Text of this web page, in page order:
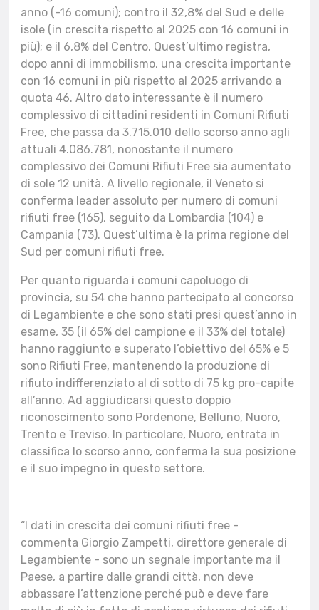
anno (-16 comuni); contro il 32,8% del Sud e delle
isole (in crescita rispetto al 2025 con 16 comuni in
più); e il 6,8% del Centro. Quest’ultimo registra,
dopo anni di immobilismo, una crescita importante
con 16 comuni in più rispetto al 2025 arrivando a
quota 46. Altro dato interessante è il numero
complessivo di cittadini residenti in Comuni Rifiuti
Free, che passa da 3.715.010 dello scorso anno agli
attuali 4.086.781, nonostante il numero
complessivo dei Comuni Rifiuti Free sia aumentato
di sole 12 unità. A livello regionale, il Veneto si
conferma leader assoluto per numero di comuni
rifiuti free (165), seguito da Lombardia (104) e
Campania (73). Quest’ultima è la prima regione del
Sud per comuni rifiuti free.
Per quanto riguarda i comuni capoluogo di
provincia, su 54 che hanno partecipato al concorso
di Legambiente e che sono stati presi quest’anno in
esame, 35 (il 65% del campione e il 33% del totale)
hanno raggiunto e superato l’obiettivo del 65% e 5
sono Rifiuti Free, mantenendo la produzione di
rifiuto indifferenziato al di sotto di 75 kg pro-capite
all’anno. Ad aggiudicarsi questo doppio
riconoscimento sono Pordenone, Belluno, Nuoro,
Trento e Treviso. In particolare, Nuoro, entrata in
classifica lo scorso anno, conferma la sua posizione
e il suo impegno in questo settore.
“I dati in crescita dei comuni rifiuti free -
commenta Giorgio Zampetti, direttore generale di
Legambiente - sono un segnale importante ma il
Paese, a partire dalle grandi città, non deve
abbassare l’attenzione perché può e deve fare